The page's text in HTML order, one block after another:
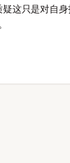
疑这只是对自